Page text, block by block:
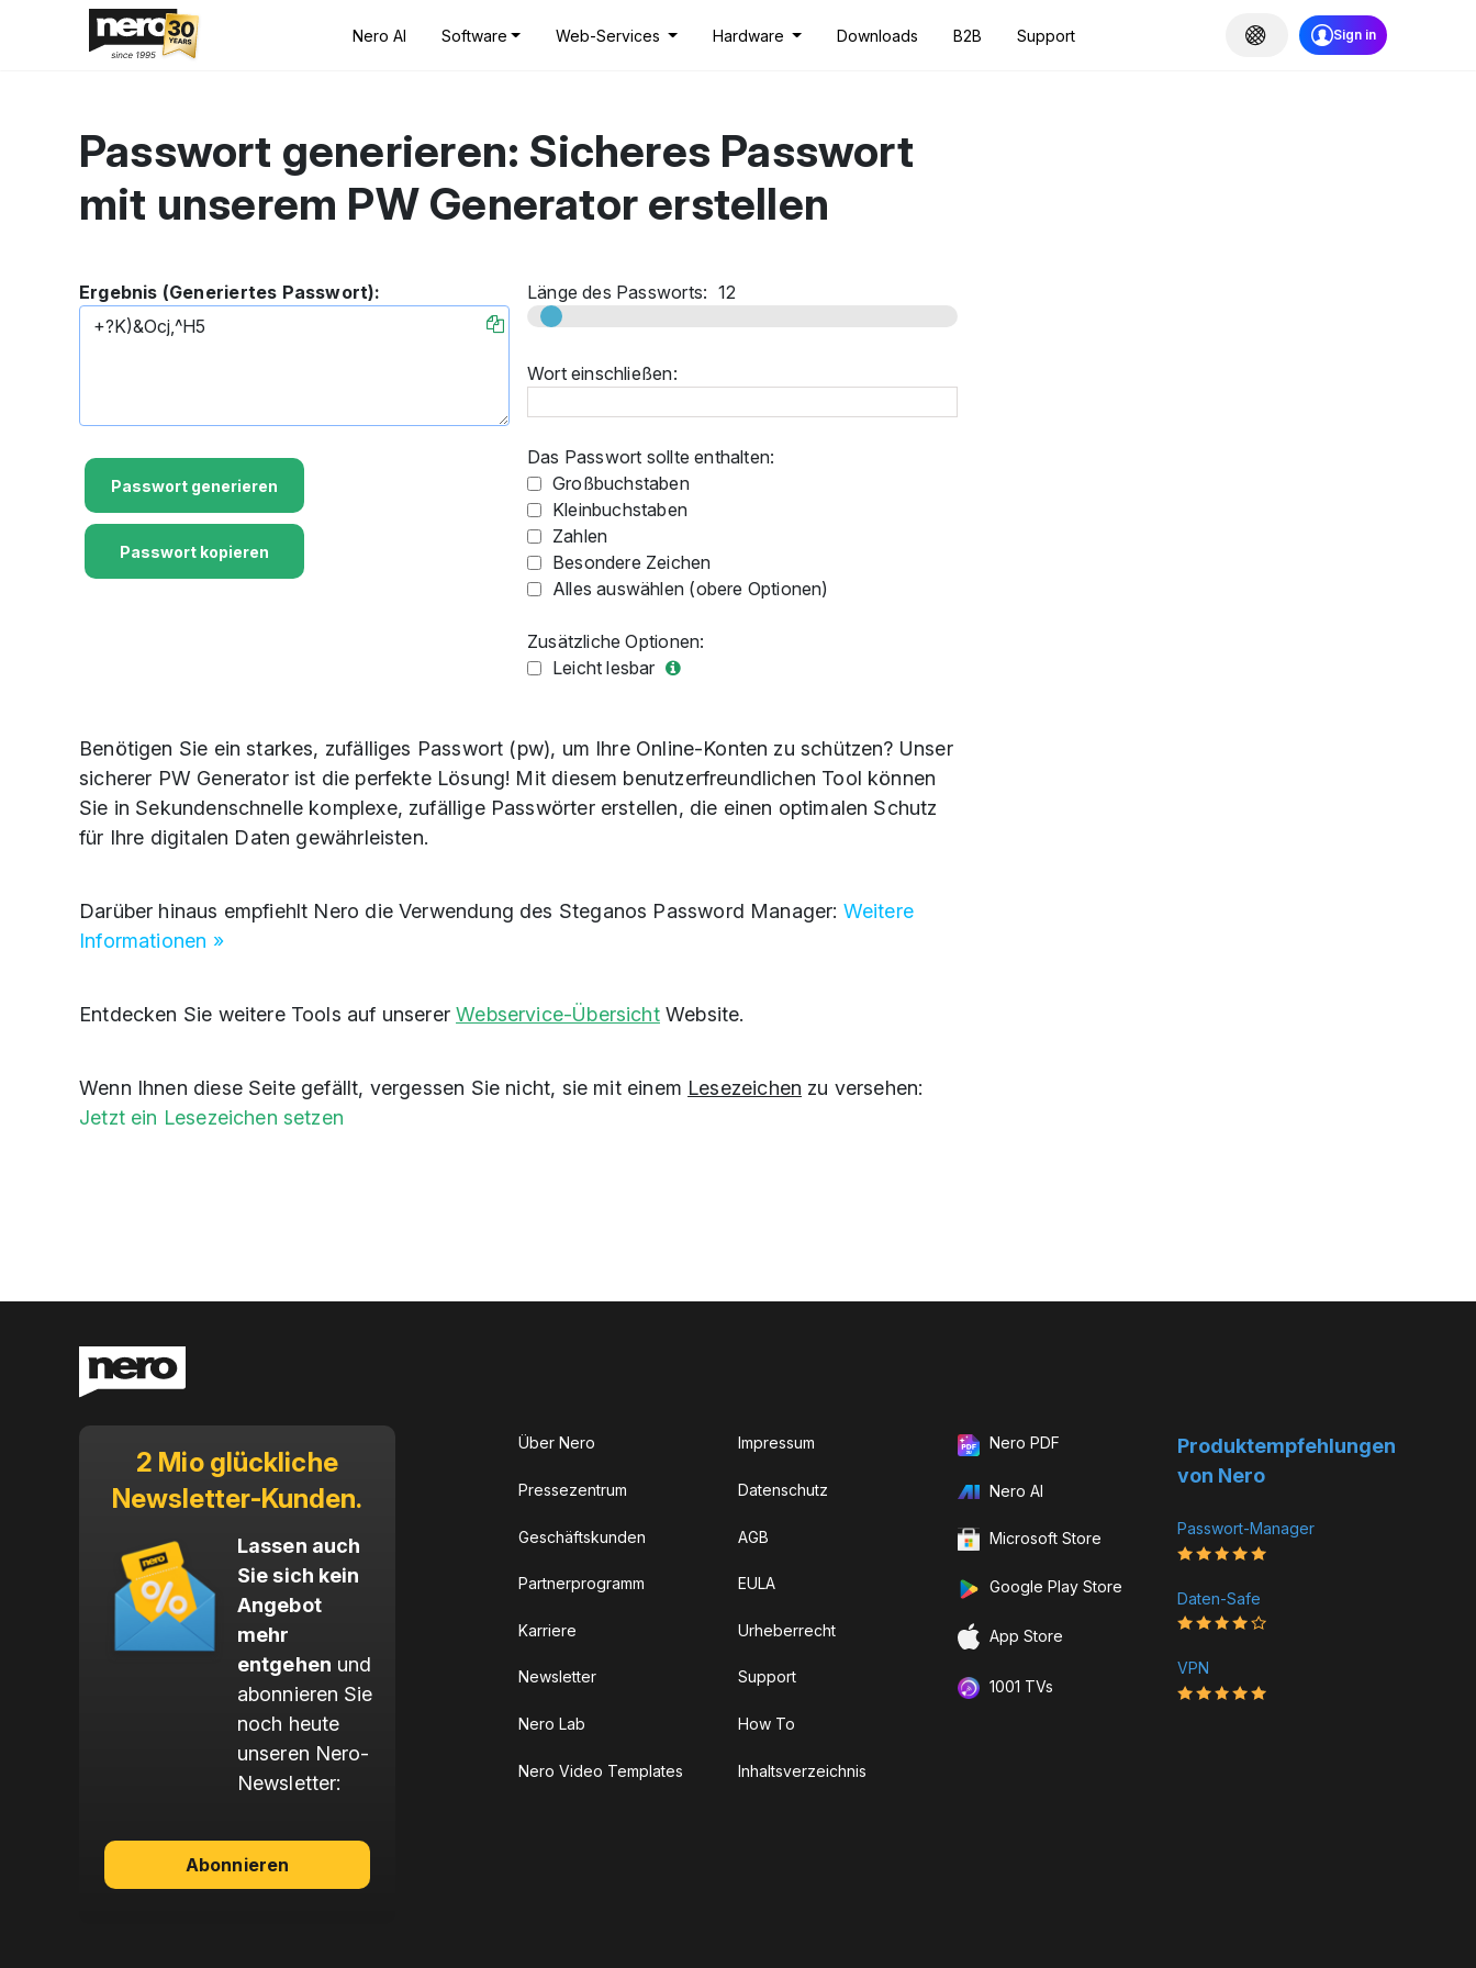
Nero AI Software Web-Services Hardware Downloads B2B Support
Passwort generieren: Sicheres Passwort
mit unserem PW Generator erstellen
Ergebnis (Generiertes Passwort):
Passwort generieren
Passwort kopieren
Länge des Passworts: 12
Wort einschließen:
Das Passwort sollte enthalten:
Großbuchstaben
Kleinbuchstaben
Zahlen
Besondere Zeichen
Alles auswählen (obere Optionen)
Zusätzliche Optionen:
Leicht lesbar
Benötigen Sie ein starkes, zufälliges Passwort (pw), um Ihre Online-Konten zu schützen? Unser
sicherer PW Generator ist die perfekte Lösung! Mit diesem benutzerfreundlichen Tool können
Sie in Sekundenschnelle komplexe, zufällige Passwörter erstellen, die einen optimalen Schutz
für Ihre digitalen Daten gewährleisten.
Darüber hinaus empfiehlt Nero die Verwendung des Steganos Password Manager: Weitere
Informationen »
Entdecken Sie weitere Tools auf unsererWebservice-ÜbersichtWebsite.
Wenn Ihnen diese Seite gefällt, vergessen Sie nicht, sie mit einem Lesezeichen zu versehen:
Jetzt ein Lesezeichen setzen
2 Mio glückliche
Newsletter-Kunden.
Lassen auch
Sie sich kein
Angebot
mehr
entgehen und
abonnieren Sie
noch heute
unseren Nero-
Newsletter:
Abonnieren
Über Nero
Pressezentrum
Geschäftskunden
Partnerprogramm
Karriere
Newsletter
Nero Lab
Nero Video Templates
Impressum
Datenschutz
AGB
EULA
Urheberrecht
Support
How To
Inhaltsverzeichnis
Nero PDF
Nero AI
Microsoft Store
Google Play Store
App Store
1001 TVs
Produkt­­empfehlungen
von Nero
Passwort-Manager
Daten-Safe
VPN